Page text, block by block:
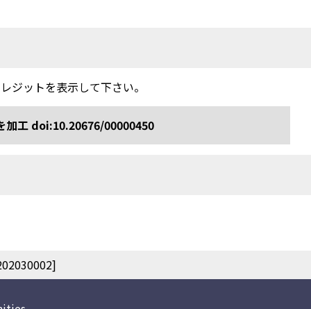
ジットを表示して下さい。
加工 doi:10.20676/00000450